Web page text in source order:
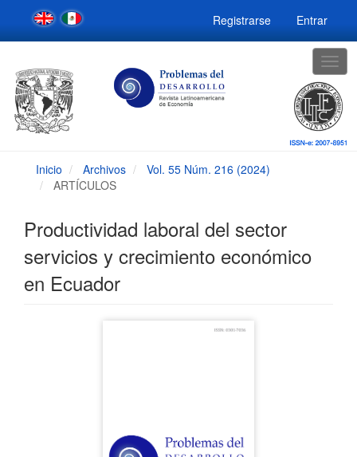
Navegación
principal
Contenido
Barra
lateral
Registrarse Entrar
Inicio Archivos
Vol. 55 Núm. 216 (2024)
ARTÍCULOS
Productividad laboral del sector
servicios y crecimiento económico
en Ecuador